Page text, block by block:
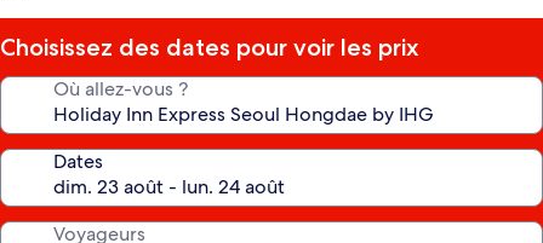
Choisissez des dates pour voir les prix
Où allez-vous ?
Dates
Voyageurs